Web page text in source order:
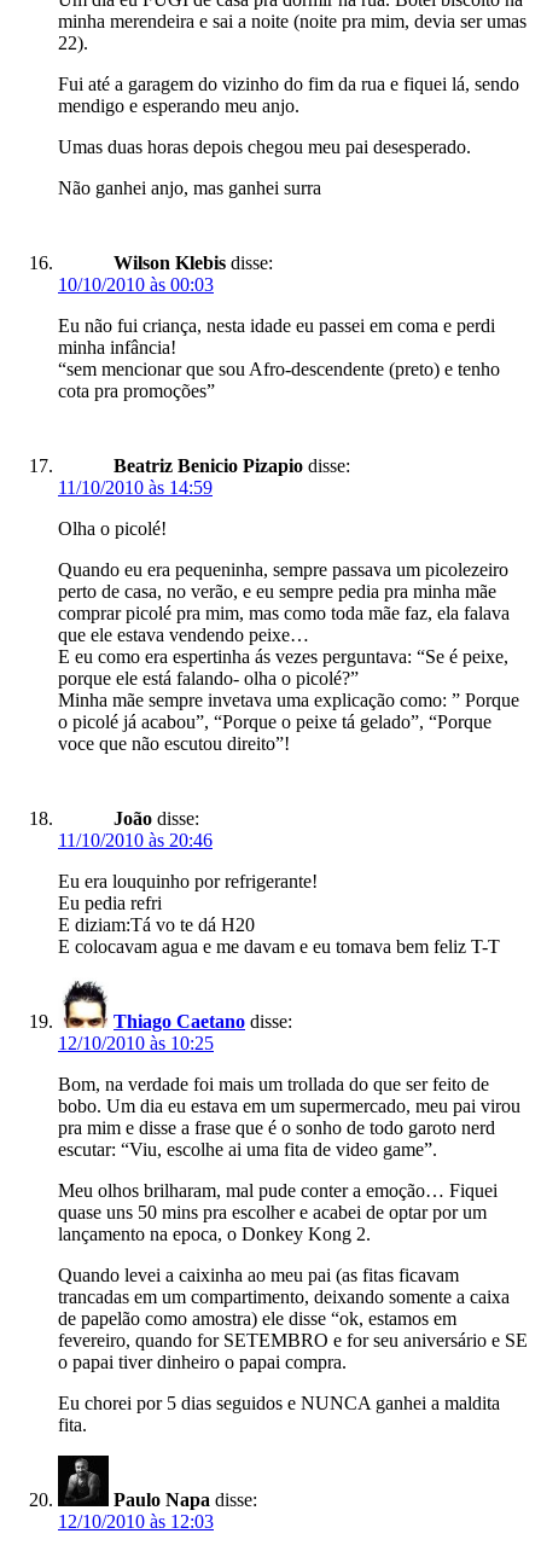
minha merendeira e sai a noite (noite pra mim, devia ser umas
22).
Fui até a garagem do vizinho do fim da rua e fiquei lá, sendo
mendigo e esperando meu anjo.
Umas duas horas depois chegou meu pai desesperado.
Não ganhei anjo, mas ganhei surra
Wilson Klebis disse:
10/10/2010 às 00:03
Eu não fui criança, nesta idade eu passei em coma e perdi
minha infância!
“sem mencionar que sou Afro-descendente (preto) e tenho
cota pra promoções”
Beatriz Benicio Pizapio disse:
11/10/2010 às 14:59
Olha o picolé!
Quando eu era pequeninha, sempre passava um picolezeiro
perto de casa, no verão, e eu sempre pedia pra minha mãe
comprar picolé pra mim, mas como toda mãe faz, ela falava
que ele estava vendendo peixe…
E eu como era espertinha ás vezes perguntava: “Se é peixe,
porque ele está falando- olha o picolé?”
Minha mãe sempre invetava uma explicação como: ” Porque
o picolé já acabou”, “Porque o peixe tá gelado”, “Porque
voce que não escutou direito”!
João disse:
11/10/2010 às 20:46
Eu era louquinho por refrigerante!
Eu pedia refri
E diziam:Tá vo te dá H20
E colocavam agua e me davam e eu tomava bem feliz T-T
Thiago Caetano disse:
12/10/2010 às 10:25
Bom, na verdade foi mais um trollada do que ser feito de
bobo. Um dia eu estava em um supermercado, meu pai virou
pra mim e disse a frase que é o sonho de todo garoto nerd
escutar: “Viu, escolhe ai uma fita de video game”.
Meu olhos brilharam, mal pude conter a emoção… Fiquei
quase uns 50 mins pra escolher e acabei de optar por um
lançamento na epoca, o Donkey Kong 2.
Quando levei a caixinha ao meu pai (as fitas ficavam
trancadas em um compartimento, deixando somente a caixa
de papelão como amostra) ele disse “ok, estamos em
fevereiro, quando for SETEMBRO e for seu aniversário e SE
o papai tiver dinheiro o papai compra.
Eu chorei por 5 dias seguidos e NUNCA ganhei a maldita
fita.
Paulo Napa disse:
12/10/2010 às 12:03